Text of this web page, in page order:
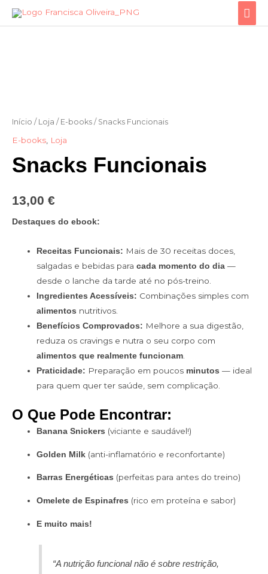
Skip
Início / Loja / E-books / Snacks Funcionais
E-books Loja
Snacks Funcionais
13,00 €
Destaques do ebook:
Receitas Funcionais: Mais de 30 receitas doces,
salgadas e bebidas paracada momento do dia —
desde o lanche da tarde até no pós-treino.
Ingredientes Acessíveis: Combinações simples com
alimentos nutritivos.
Benefícios Comprovados: Melhore a sua digestão,
reduza os cravings e nutra o seu corpo com
alimentos que realmente funcionam
Praticidade: Preparação em poucos minutos — ideal
para quem quer ter saúde, sem complicação.
O Que Pode Encontrar:
Banana Snickers (viciante e saudável!)
Golden Milk (anti-inflamatório e reconfortante)
Barras Energéticas (perfeitas para antes do treino)
Omelete de Espinafres (rico em proteína e sabor)
E muito mais!
“A nutrição funcional não é sobre restrição,